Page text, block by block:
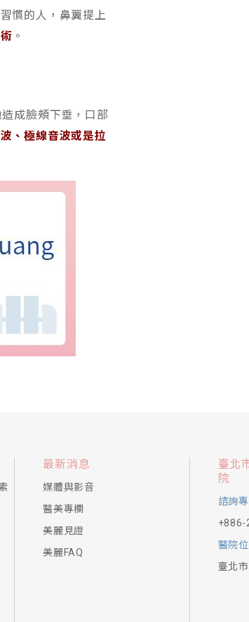
慣的人，鼻翼提上
。
成臉頰下垂，口部
、極線音波或是拉
最新消息
媒體與影音
醫美專欄
美麗見證
美麗FAQ
臺北
院
諮詢
醫院
臺北